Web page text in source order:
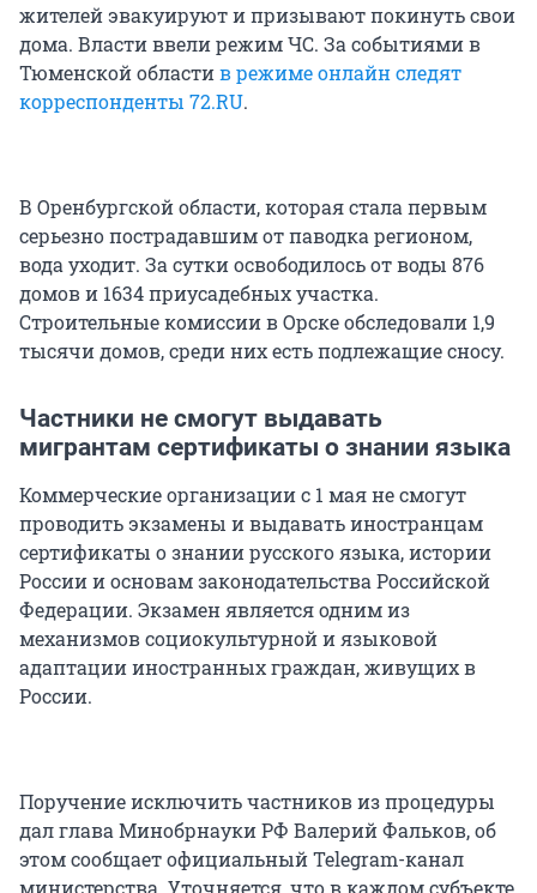
жителей эвакуируют и призывают покинуть свои
дома. Власти ввели режим ЧС. За событиями в
Тюменской областив режиме онлайн следят
корреспонденты 72.RU.
В Оренбургской области, которая стала первым
серьезно пострадавшим от паводка регионом,
вода уходит. За сутки освободилось от воды 876
домов и 1634 приусадебных участка.
Строительные комиссии в Орске обследовали 1,9
тысячи домов, среди них есть подлежащие сносу.
Частники не смогут выдавать
мигрантам сертификаты о знании языка
Коммерческие организации с 1 мая не смогут
проводить экзамены и выдавать иностранцам
сертификаты о знании русского языка, истории
России и основам законодательства Российской
Федерации. Экзамен является одним из
механизмов социокультурной и языковой
адаптации иностранных граждан, живущих в
России.
Поручение исключить частников из процедуры
дал глава Минобрнауки РФ Валерий Фальков, об
этом сообщает официальный Telegram-канал
министерства. Уточняется, что в каждом субъекте